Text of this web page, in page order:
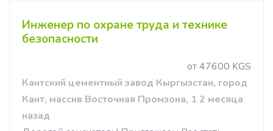
Инженер по охране труда и технике
безопасности
от 47600 KGS
Кантский цементный завод Кыргызстан, город
Кант, массив Восточная Промзона, 1 2 месяца
назад